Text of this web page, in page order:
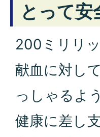
とって安
200ミリリ
献血に対し
っしゃるよ
健康に差し